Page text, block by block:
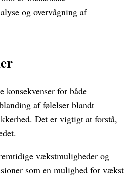
og overvågning af
konsekvenser for både
af følelser blandt
Det er vigtigt at forstå,
vækstmuligheder og
som en mulighed for vækst